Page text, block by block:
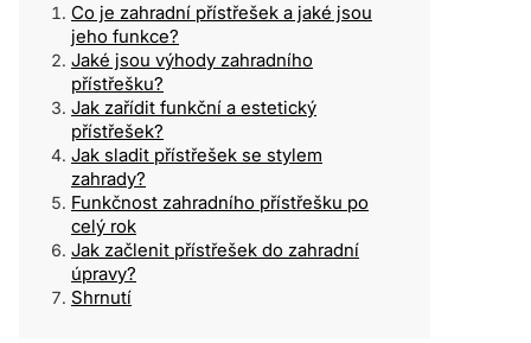
Co je zahradní přístřešek a jaké jsou
jeho funkce?
Jaké jsou výhody zahradního
přístřešku?
Jak zařídit funkční a estetický
přístřešek?
Jak sladit přístřešek se stylem
zahrady?
Funkčnost zahradního přístřešku po
celý rok
Jak začlenit přístřešek do zahradní
úpravy?
Shrnutí